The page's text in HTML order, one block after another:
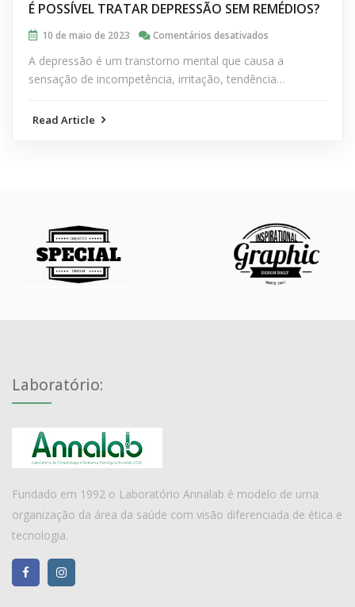
É POSSÍVEL TRATAR DEPRESSÃO SEM REMÉDIOS?
10 de maio de 2023 Comentários desativados
POSSÍVEL
A depressão é um transtorno mental que causa a
sensação de incompetência, irritação, tendência…
Read Article
Laboratório:
Fundado em 1992 o Laboratório Annalab é modelo de uma
organização da área da saúde com visão diferenciada de ética e
tecnologia.